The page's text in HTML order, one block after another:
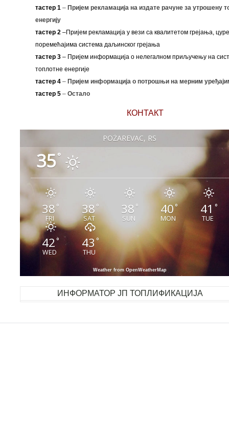
тастер 1–Пријем рекламација на издате рачуне за утрошену
енергију
тастер 2–Пријем рекламација у вези са квалитетом грејања,
поремећајима система даљинског грејања
тастер 3– Пријем информација о нелегалном приључењу на
топлотне енергије
тастер 4 – Пријем информација о потрошњи на мерним
тастер 5 – Остало
КОНТАКТ
POŽAREVAC, RS
35°
38°
FRI
38°
SAT
38 °
SUN
40°
MON
41 °
TUE
42°
WED
43°
THU
Weather from OpenWeatherMap
ИНФОРМАТОР ЈП ТОПЛИФИКАЦИЈА